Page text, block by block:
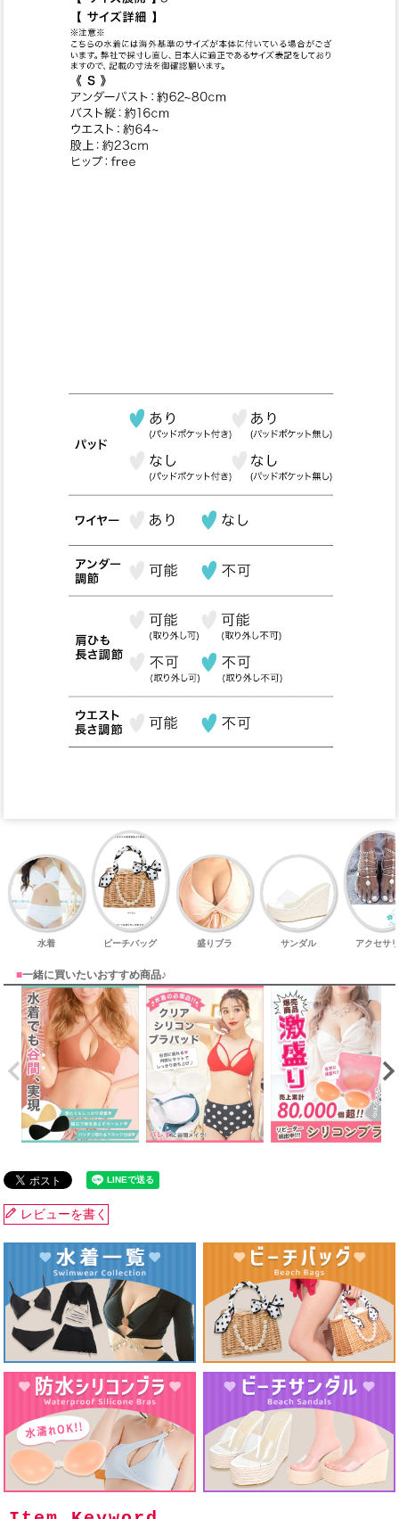
水着 ビーチバッグ 盛りブラ サンダル アクセサ
■一緒に買いたいおすすめ商品♪
レビューを書く